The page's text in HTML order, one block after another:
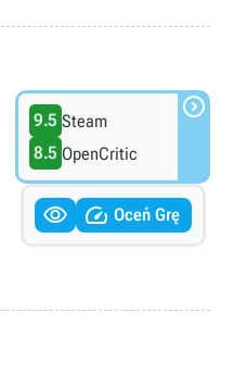
9.5 Steam
8.5 OpenCritic

  Oceń Grę